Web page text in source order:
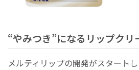
“やみつき”になるリップクリ
メルティリップの開発がスタート